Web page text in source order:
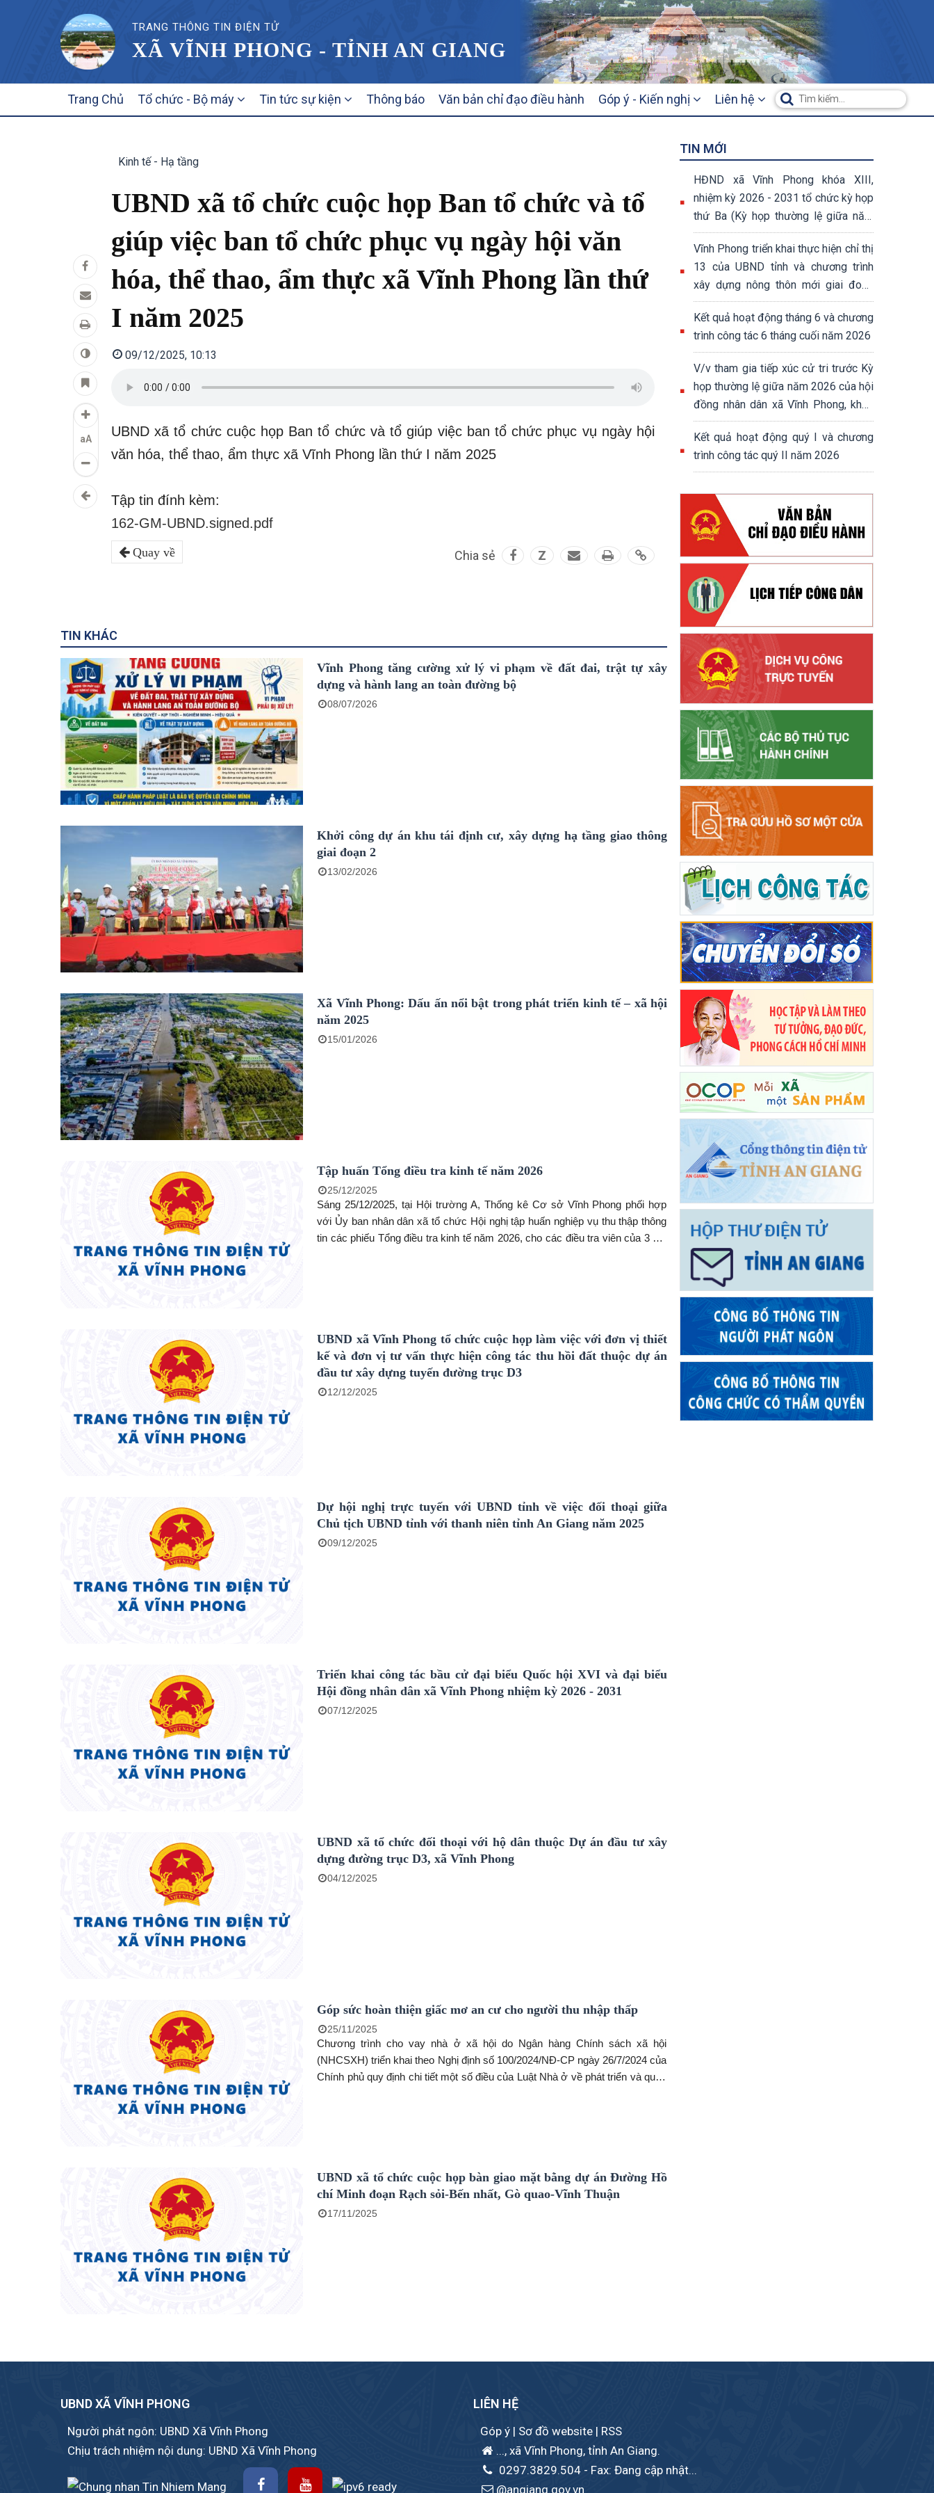
TRANG THÔNG TIN ĐIỆN TỬ
XÃ VĨNH PHONG - TỈNH AN GIANG
NAVIGATION
Trang Chủ Tổ chức - Bộ máy Tin tức sự kiện Thông báo Văn bản chỉ đạo điều hành Góp ý - Kiến nghị Liên hệ
aA
Kinh tế - Hạ tầng
UBND xã tổ chức cuộc họp Ban tổ chức và tổ
giúp việc ban tổ chức phục vụ ngày hội văn
hóa, thể thao, ẩm thực xã Vĩnh Phong lần thứ
I năm 2025
09/12/2025, 10:13
UBND xã tổ chức cuộc họp Ban tổ chức và tổ giúp việc ban tổ chức phục vụ ngày hội
văn hóa, thể thao, ẩm thực xã Vĩnh Phong lần thứ I năm 2025
Tập tin đính kèm:
162-GM-UBND.signed.pdf
Quay về Chia sẻ Z
TIN KHÁC
Vĩnh Phong tăng cường xử lý vi phạm về đất đai, trật tự xây
dựng và hành lang an toàn đường bộ
08/07/2026
Khởi công dự án khu tái định cư, xây dựng hạ tầng giao thông
giai đoạn 2
13/02/2026
Xã Vĩnh Phong: Dấu ấn nổi bật trong phát triển kinh tế – xã hội
năm 2025
15/01/2026
Tập huấn Tổng điều tra kinh tế năm 2026
25/12/2025
Sáng 25/12/2025, tại Hội trường A, Thống kê Cơ sở Vĩnh Phong phối hợp
với Ủy ban nhân dân xã tổ chức Hội nghị tập huấn nghiệp vụ thu thập thông
tin các phiếu Tổng điều tra kinh tế năm 2026, cho các điều tra viên của 3 xã,
UBND xã Vĩnh Phong tổ chức cuộc họp làm việc với đơn vị thiết
kế và đơn vị tư vấn thực hiện công tác thu hồi đất thuộc dự án
đầu tư xây dựng tuyến đường trục D3
12/12/2025
Dự hội nghị trực tuyến với UBND tỉnh về việc đối thoại giữa
Chủ tịch UBND tỉnh với thanh niên tỉnh An Giang năm 2025
09/12/2025
Triển khai công tác bầu cử đại biểu Quốc hội XVI và đại biểu
Hội đồng nhân dân xã Vĩnh Phong nhiệm kỳ 2026 - 2031
07/12/2025
UBND xã tổ chức đối thoại với hộ dân thuộc Dự án đầu tư xây
dựng đường trục D3, xã Vĩnh Phong
04/12/2025
Góp sức hoàn thiện giấc mơ an cư cho người thu nhập thấp
25/11/2025
Chương trình cho vay nhà ở xã hội do Ngân hàng Chính sách xã hội
(NHCSXH) triển khai theo Nghị định số 100/2024/NĐ-CP ngày 26/7/2024 của
Chính phủ quy định chi tiết một số điều của Luật Nhà ở về phát triển và quản
UBND xã tổ chức cuộc họp bàn giao mặt bằng dự án Đường Hồ
chí Minh đoạn Rạch sỏi-Bến nhất, Gò quao-Vĩnh Thuận
17/11/2025
TIN MỚI
HĐND xã Vĩnh Phong khóa XIII,
nhiệm kỳ 2026 - 2031 tổ chức kỳ họp
thứ Ba (Kỳ họp thường lệ giữa năm
2026)
Vĩnh Phong triển khai thực hiện chỉ thị
13 của UBND tỉnh và chương trình
xây dựng nông thôn mới giai đoạn
2026 – 2030
Kết quả hoạt động tháng 6 và chương
trình công tác 6 tháng cuối năm 2026
V/v tham gia tiếp xúc cử tri trước Kỳ
họp thường lệ giữa năm 2026 của hội
đồng nhân dân xã Vĩnh Phong, khoá
XIII, nhiệm kỳ 2026-2031
Kết quả hoạt động quý I và chương
trình công tác quý II năm 2026
UBND XÃ VĨNH PHONG
Người phát ngôn: UBND Xã Vĩnh Phong
Chịu trách nhiệm nội dung: UBND Xã Vĩnh Phong
LIÊN HỆ
Góp ý | Sơ đồ website | RSS
..., xã Vĩnh Phong, tỉnh An Giang.
0297.3829.504 - Fax: Đang cập nhật...
@angiang.gov.vn